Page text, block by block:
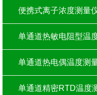
便携式离子浓度测量
单通道热敏电阻型温
单通道热电偶温度测
单通道精密RTD温度